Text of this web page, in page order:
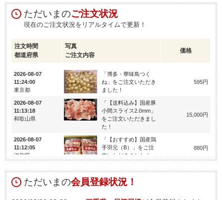
ただいまのご注文状況
現在のご注文状況をリアルタイムで更新！
注文時間
都道府県
写真
ご注文内容
価格
2026-08-07
11:24:00
東京都
「博多・華味鳥つく
ね」をご注文いただき
ました！
595円
2026-08-07
11:13:18
和歌山県
「【送料込み】国産豚
小間スライス2.0mm」
をご注文いただきまし
た！
15,000円
2026-08-07
11:12:05
滋賀県
「【おすすめ】国産鶏
手羽元（B）」をご注
文いただきました！
880円
09:37:30
愛知県
カラー（肩ロース）」
をご注文いただきまし
ただいまの会員登録状況！